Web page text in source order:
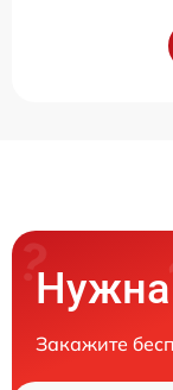
Нужна
Закажите